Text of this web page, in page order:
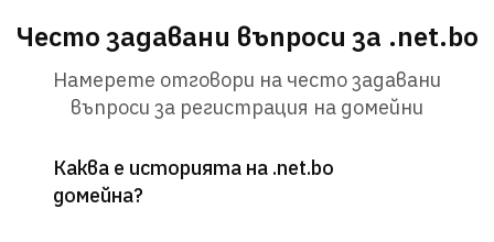
Често задавани въпроси за .net.bo
Намерете отговори на често задавани
въпроси за регистрация на домейни
Каква е историята на .net.bo
домейна?